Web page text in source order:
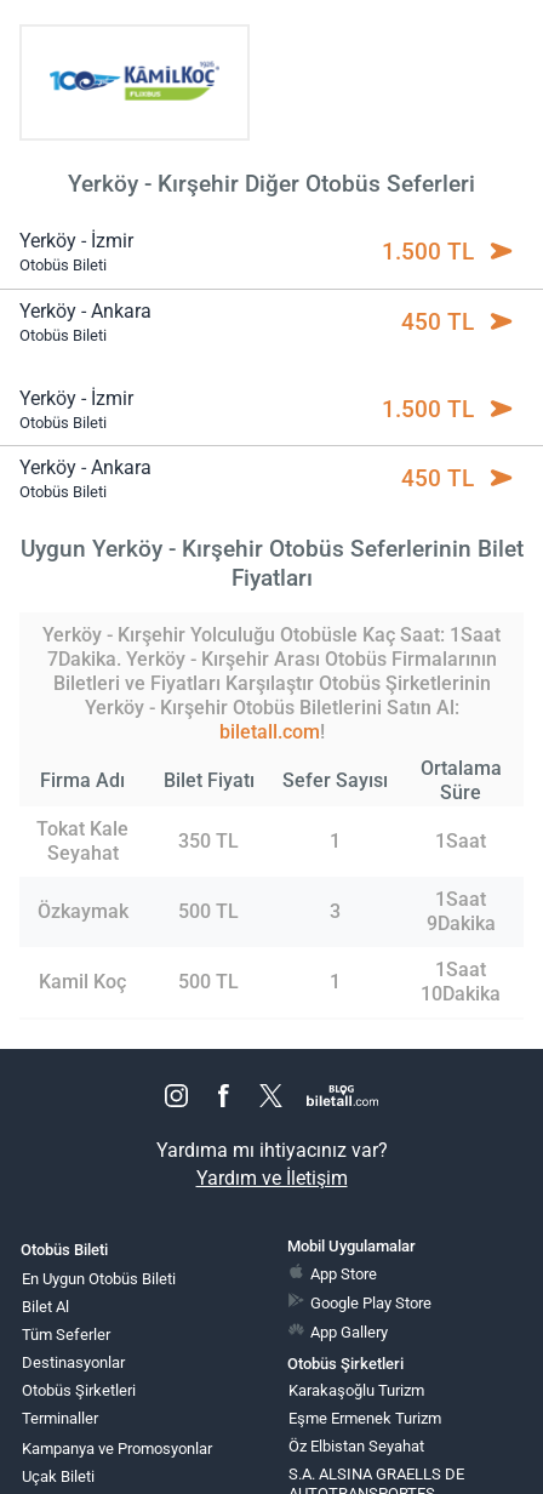
Yerköy - Kırşehir Diğer Otobüs Seferleri
Yerköy - İzmir
Otobüs Bileti 1.500 TL
Yerköy - Ankara
Otobüs Bileti 450 TL
Yerköy - İzmir
Otobüs Bileti 1.500 TL
Yerköy - Ankara
Otobüs Bileti 450 TL
Uygun Yerköy - Kırşehir Otobüs Seferlerinin Bilet
Fiyatları
Yerköy - Kırşehir Yolculuğu Otobüsle Kaç Saat: 1Saat
7Dakika. Yerköy - Kırşehir Arası Otobüs Firmalarının
Biletleri ve Fiyatları Karşılaştır Otobüs Şirketlerinin
Yerköy - Kırşehir Otobüs Biletlerini Satın Al:
biletall.com!
Firma Adı Bilet Fiyatı Sefer Sayısı
Ortalama
Süre
Tokat Kale
Seyahat
350 TL 1 1Saat
Özkaymak 500 TL 3
1Saat
9Dakika
Kamil Koç 500 TL 1
1Saat
10Dakika
Yardıma mı ihtiyacınız var?
Yardım ve İletişim
Otobüs Bileti
En Uygun Otobüs Bileti
Bilet Al
Tüm Seferler
Destinasyonlar
Otobüs Şirketleri
Terminaller
Kampanya ve Promosyonlar
Uçak Bileti
Mobil Uygulamalar
App Store
Google Play Store
App Gallery
Otobüs Şirketleri
Karakaşoğlu Turizm
Eşme Ermenek Turizm
Öz Elbistan Seyahat
S.A. ALSINA GRAELLS DE